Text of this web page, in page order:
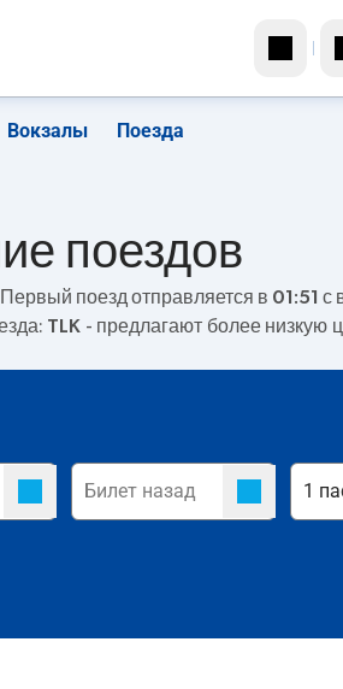
Вокзалы Поезда
поездов
поезд отправляется в 01:51 с
TLK - предлагают более низкую